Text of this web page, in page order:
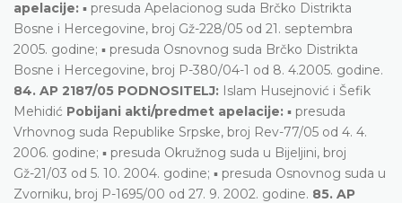
apelacije: ▪ presuda Apelacionog suda Brčko Distrikta
Bosne i Hercegovine, broj Gž-228/05 od 21. septembra
2005. godine; ▪ presuda Osnovnog suda Brčko Distrikta
Bosne i Hercegovine, broj P-380/04-1 od 8. 4.2005. godine.
84. AP 2187/05 PODNOSITELJ: Islam Husejnović i Šefik
Mehidić Pobijani akti/predmet apelacije: ▪ presuda
Vrhovnog suda Republike Srpske, broj Rev-77/05 od 4. 4.
2006. godine; ▪ presuda Okružnog suda u Bijeljini, broj
Gž-21/03 od 5. 10. 2004. godine; ▪ presuda Osnovnog suda u
Zvorniku, broj P-1695/00 od 27. 9. 2002. godine. 85. AP